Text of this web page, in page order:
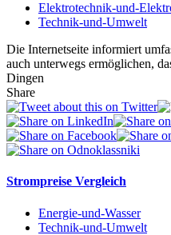
Elektrotechnik-und-
Technik-und-Umwelt
Die Internetseite informiert
auch unterwegs ermöglichen,
Dingen
Share
Strompreise Vergleich
Energie-und-Wasser
Technik-und-Umwelt